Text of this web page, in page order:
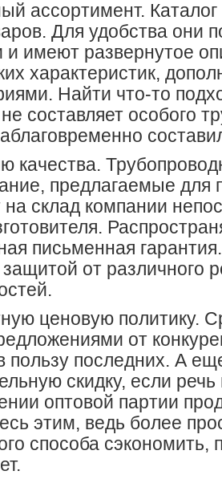
ассортимент. Каталог
Для удобства они
и имеют развернутое
характеристик,
Найти что-то
составляет особого
качества.
предлагаемые для
склад компании
письменная
от различного
ценовую политику.
от
пользу последних. А
скидку, если речь
оптовой партии
этим, ведь более
способа сэкономить,